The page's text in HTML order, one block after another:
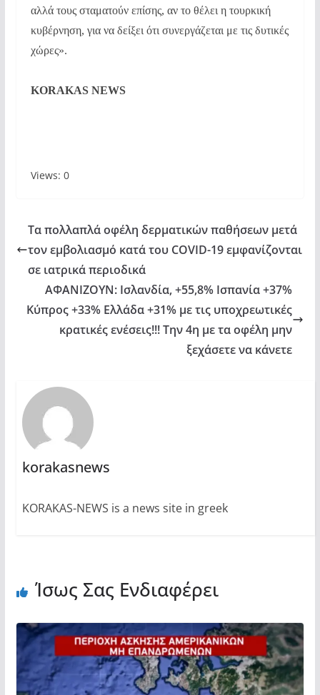
αλλά τους σταματούν επίσης, αν το θέλει η τουρκική
κυβέρνηση, για να δείξει ότι συνεργάζεται με τις δυτικές
χώρες».
KORAKAS NEWS
Views: 0
Τα πολλαπλά οφέλη δερματικών παθήσεων μετά
τον εμβολιασμό κατά του COVID-19 εμφανίζονται
σε ιατρικά περιοδικά
ΑΦΑΝΙΖΟΥΝ: Ισλανδία, +55,8% Ισπανία +37%
Κύπρος +33% Ελλάδα +31% με τις υποχρεωτικές
κρατικές ενέσεις!!! Την 4η με τα οφέλη μην
ξεχάσετε να κάνετε
korakasnews
KORAKAS-NEWS is a news site in greek
Ίσως Σας Ενδιαφέρει